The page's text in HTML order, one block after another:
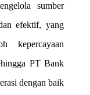
sumber
efektif, yang
kepercayaan
PT Bank
dengan baik